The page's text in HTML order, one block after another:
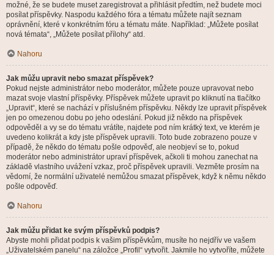
možné, že se budete muset zaregistrovat a přihlásit předtím, než budete moci
posílat příspěvky. Naspodu každého fóra a tématu můžete najít seznam
oprávnění, které v konkrétním fóru a tématu máte. Například: „Můžete posílat
nová témata“, „Můžete posílat přílohy“ atd.
Nahoru
Jak můžu upravit nebo smazat příspěvek?
Pokud nejste administrátor nebo moderátor, můžete pouze upravovat nebo
mazat svoje vlastní příspěvky. Příspěvek můžete upravit po kliknutí na tlačítko
„Upravit“, které se nachází v příslušném příspěvku. Někdy lze upravit příspěvek
jen po omezenou dobu po jeho odeslání. Pokud již někdo na příspěvek
odpověděl a vy se do tématu vrátíte, najdete pod ním krátký text, ve kterém je
uvedeno kolikrát a kdy jste příspěvek upravili. Toto bude zobrazeno pouze v
případě, že někdo do tématu pošle odpověď, ale neobjeví se to, pokud
moderátor nebo administrátor upraví příspěvek, ačkoli ti mohou zanechat na
základě vlastního uvážení vzkaz, proč příspěvek upravili. Vezměte prosím na
vědomí, že normální uživatelé nemůžou smazat příspěvek, když k němu někdo
pošle odpověď.
Nahoru
Jak můžu přidat ke svým příspěvků podpis?
Abyste mohli přidat podpis k vašim příspěvkům, musíte ho nejdřív ve vašem
„Uživatelském panelu“ na záložce „Profil“ vytvořit. Jakmile ho vytvoříte, můžete